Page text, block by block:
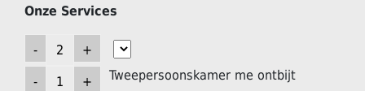
Onze Services
Tweepersoonskamer me ontbijt